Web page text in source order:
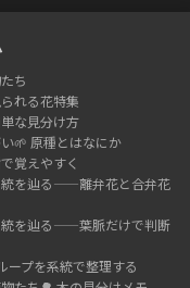
ち
れる花特集
な見分け方
🌱 原種とはなにか
覚えやすく
統を辿る——離弁花と合弁花
統を辿る——葉脈だけで判断
ープを系統で整理する